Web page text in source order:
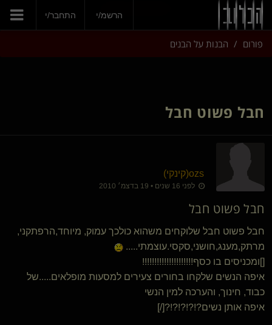
הצטרפי עכשיו
הרשמ/י התחבר/י
פורום הבנות על הבנים
חבל פשוט חבל
ozs​(קינקי)
לפני 16 שנים • 19 בדצמ׳ 2010
חבל פשוט חבל
חבל פשוט חבל שלוקחים משהוא כולכך עמוק, מיוחד,הרפתקני,
מרתק,מענג,חושני,סקסי.עוצמתי.....
[]ומכניסים בו כסף!!!!!!!!!!!!!!!!!!!!!
איפה הנשים שלקחו בחורים צעירים למסעות מופלאים.....של
כבוד, חינוך, והערכה למין הנשי
איפה אותן נשים?!?!?!?!?[/]